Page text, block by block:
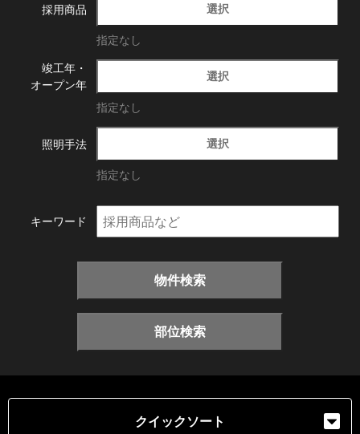
採用商品 選択
指定なし
竣工年・
オープン年
選択
指定なし
照明手法 選択
指定なし
キーワード
物件検索
部位検索
クイックソート